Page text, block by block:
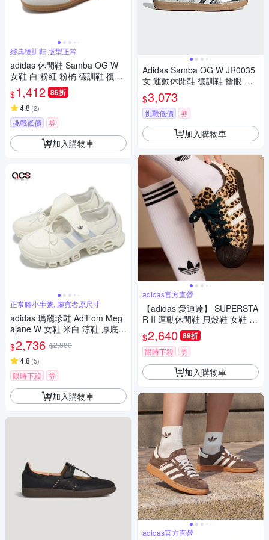
經典德訓鞋 版型正常
adidas 休閒鞋 Samba OG W
女鞋 白 粉紅 粉橘 德訓鞋 復古
麂皮 愛迪達 IG5932
$1,412 85折
4.8 (2)
挑戰低價 券
加入購物車
正常腳小半號, 腳寬者原尺寸
adidas 瑪麗珍鞋 AdiFom Meg
ajane W 女鞋 米白 涼鞋 厚底
休閒鞋 愛迪達 JR4497
$2,736 $2,880
4.8 (5)
限時下殺 券
加入購物車
Adidas Samba OG W JR0035
女 運動休閒鞋 德訓鞋 搶眼 穿
搭 金屬銀
$3,073
挑戰低價 券
加入購物車
adidas官方直營
【adidas 愛迪達】 SUPERSTA
R II 運動休閒鞋 貝殼鞋 女鞋 -
Originals KI4203
$2,640 89折
限時下殺 券
加入購物車
adidas官方直營